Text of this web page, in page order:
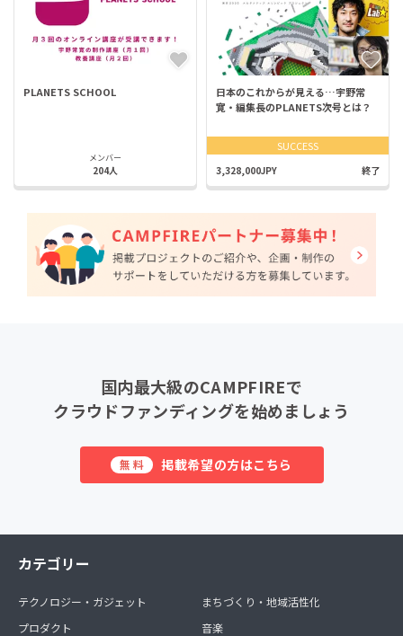
PLANETS SCHOOL
メンバー
204人
日本のこれからが見える…宇野常
寛・編集長のPLANETS次号とは？
SUCCESS
3,328,000JPY 終了
国内最大級のCAMPFIREで
クラウドファンディングを始めましょう
無料 掲載希望の方はこちら
カテゴリー
テクノロジー・ガジェット
プロダクト
まちづくり・地域活性化
音楽